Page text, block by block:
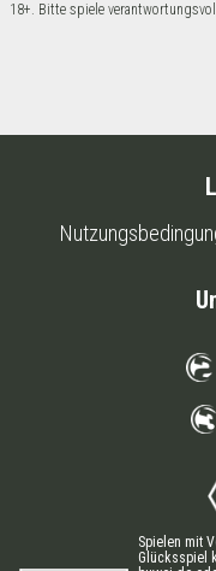
18+. Bitte spiele
Spielen mit
Glücksspiel